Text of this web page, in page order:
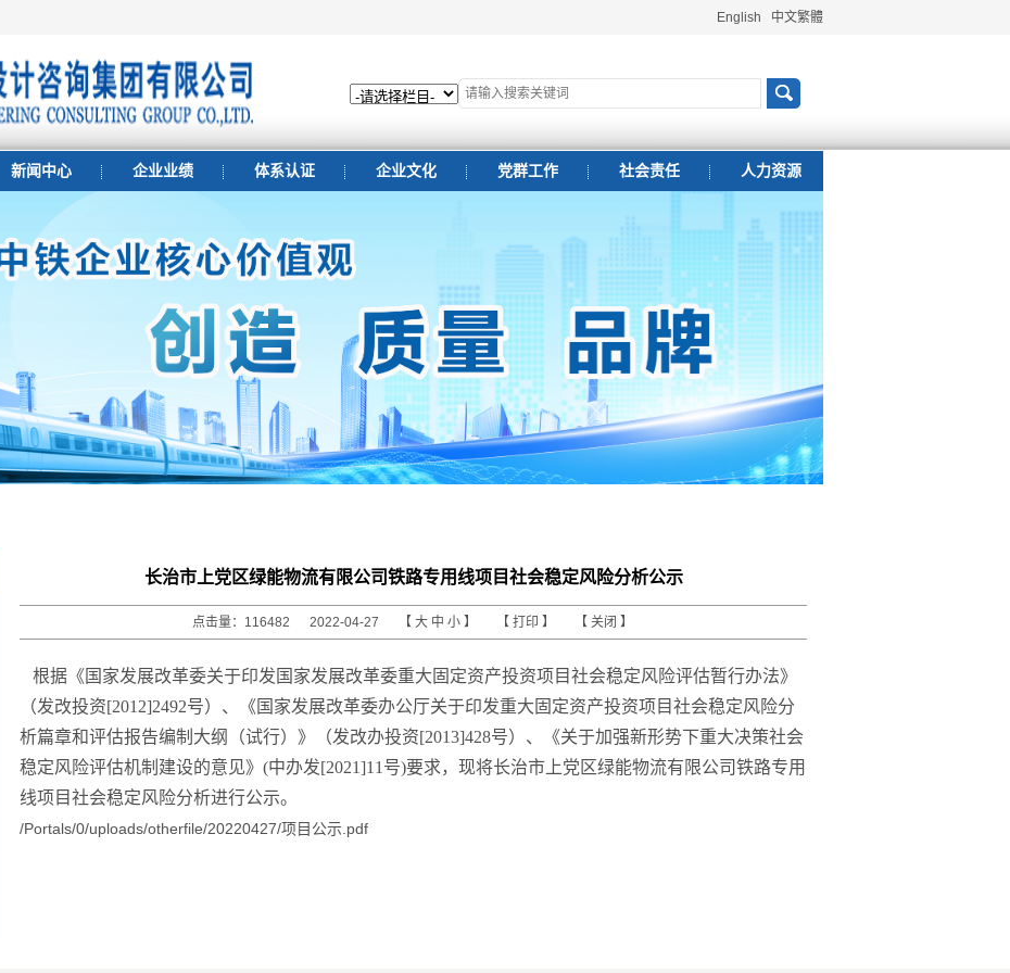
English 中文繁體
新闻中心 企业业绩 体系认证 企业文化 党群工作 社会责任 人力资源
长治市上党区绿能物流有限公司铁路专用线项目社会稳定风险分析公示
点击量：116482 2022-04-27 【大 中小 】 【打印 】 【关闭 】
根据《国家发展改革委关于印发国家发展改革委重大固定资产投资项目社会稳定风险评估暂行办法》
（发改投资[2012]2492号）、《国家发展改革委办公厅关于印发重大固定资产投资项目社会稳定风险分
析篇章和评估报告编制大纲（试行）》（发改办投资[2013]428号）、《关于加强新形势下重大决策社会
稳定风险评估机制建设的意见》(中办发[2021]11号)要求，现将长治市上党区绿能物流有限公司铁路专用
线项目社会稳定风险分析进行公示。
/Portals/0/uploads/otherfile/20220427/项目公示.pdf